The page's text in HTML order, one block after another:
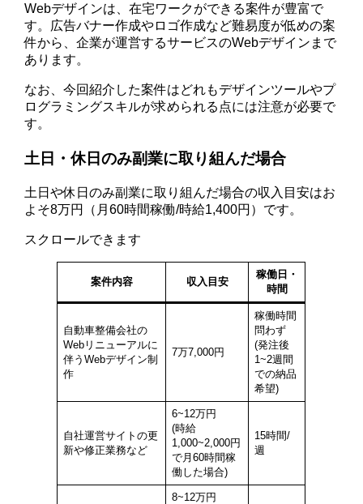
Webデザインは、在宅ワークができる案件が豊富で
す。広告バナー作成やロゴ作成など難易度が低めの案
件から、企業が運営するサービスのWebデザインまで
あります。
なお、今回紹介した案件はどれもデザインツールやプ
ログラミングスキルが求められる点には注意が必要で
す。
土日・休日のみ副業に取り組んだ場合
土日や休日のみ副業に取り組んだ場合の収入目安はお
よそ8万円（月60時間稼働/時給1,400円）です。
スクロールできます
案件内容 収入目安
稼働日・
時間
自動車整備会社の
Webリニューアルに
伴うWebデザイン制
作
7万7,000円
稼働時間
問わず
(発注後
1~2週間
での納品
希望)
自社運営サイトの更
新や修正業務など
6~12万円
(時給
1,000~2,000円
で月60時間稼
働した場合)
15時間/
週
8~12万円